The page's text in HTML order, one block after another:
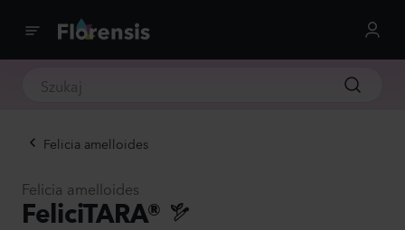
Felicia amelloides
Felicia amelloides
FeliciTARA®